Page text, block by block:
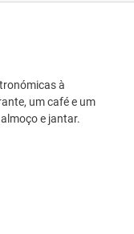
à
um café e um
e jantar.